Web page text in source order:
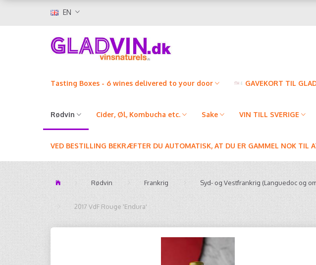
EN
Tasting Boxes - 6 wines delivered to your door GAVEKORT TIL
Rødvin Cider, Øl, Kombucha etc. Sake VIN TILL SVERIGE
VED BESTILLING BEKRÆFTER DU AUTOMATISK, AT DU ER GAMMEL NOK TIL
Rødvin Frankrig Syd- og Vestfrankrig (Languedoc og
2017 VdF Rouge 'Endura'